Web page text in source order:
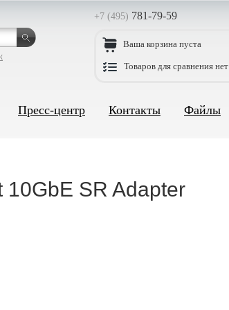
+7 (495) 781-79-59
Ваша корзина пуста
Товаров для сравнения нет
Пресс-центр Контакты Файлы
10GbE SR Adapter